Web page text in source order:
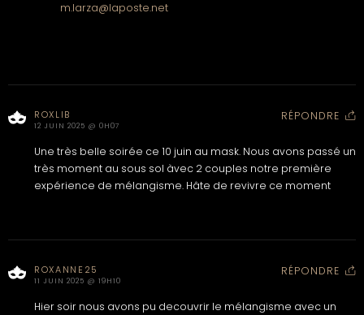
m.larza@laposte.net
ROXLIB
12 JUIN 2025 @ 0H07
RÉPONDRE
Une très belle soirée ce 10 juin au mask. Nous avons passé un
très moment au sous sol àvec 2 couples notre première
expérience de mélangisme. Hâte de revivre ce moment
ROXANNE25
11 JUIN 2025 @ 19H10
RÉPONDRE
Hier soir nous avons pu decouvrir le mélangisme avec un